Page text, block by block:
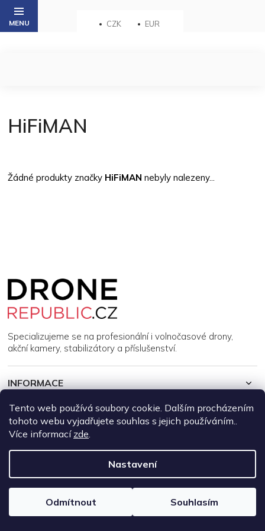
Tento web používá soubory cookie. Dalším procházením
tohoto webu vyjadřujete souhlas s jejich používáním..
Více informací zde.
Nastavení
Odmítnout Souhlasím
Přejít
obsah
CZK EUR
HiFiMAN
Žádné produkty značky HiFiMAN nebyly nalezeny...
Specializujeme se na profesionální i volnočasové drony,
akční kamery, stabilizátory a příslušenství.
INFORMACE
MŮJ ÚČET
Copyright 2026DroneRepublic.cz. Všechna práva vyhrazena.
Upravit nastavení cookies